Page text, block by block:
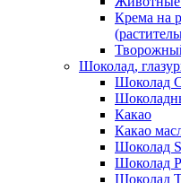
Крема на
Шоколад,
Шоколад
Какао
Какао
Шоколад
Шоколад
Шоколад